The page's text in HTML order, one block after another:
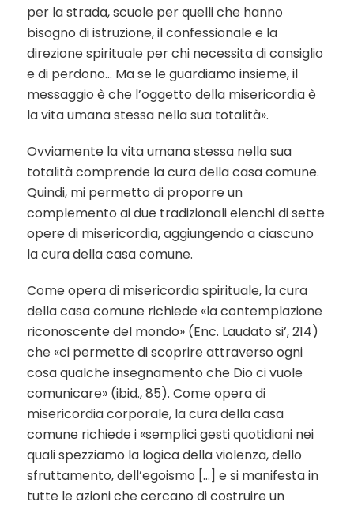
per la strada, scuole per quelli che hanno
bisogno di istruzione, il confessionale e la
direzione spirituale per chi necessita di consiglio
e di perdono… Ma se le guardiamo insieme, il
messaggio è che l’oggetto della misericordia è
la vita umana stessa nella sua totalità».
Ovviamente la vita umana stessa nella sua
totalità comprende la cura della casa comune.
Quindi, mi permetto di proporre un
complemento ai due tradizionali elenchi di sette
opere di misericordia, aggiungendo a ciascuno
la cura della casa comune.
Come opera di misericordia spirituale, la cura
della casa comune richiede «la contemplazione
riconoscente del mondo» (Enc. Laudato si’, 214)
che «ci permette di scoprire attraverso ogni
cosa qualche insegnamento che Dio ci vuole
comunicare» (ibid., 85). Come opera di
misericordia corporale, la cura della casa
comune richiede i «semplici gesti quotidiani nei
quali spezziamo la logica della violenza, dello
sfruttamento, dell’egoismo […] e si manifesta in
tutte le azioni che cercano di costruire un